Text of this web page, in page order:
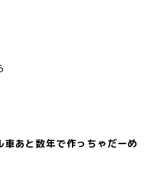
あと数年で作っちゃだーめ